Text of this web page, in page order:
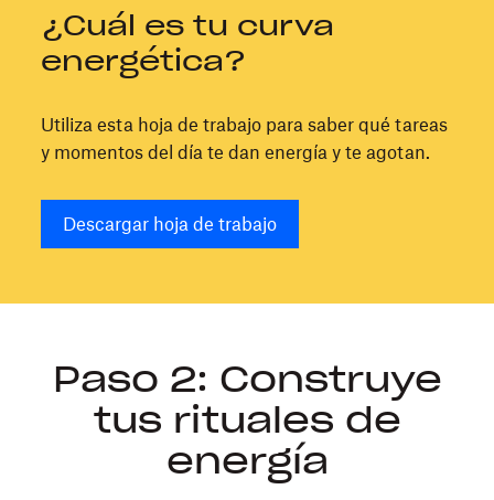
¿Cuál es tu curva
energética?
Utiliza esta hoja de trabajo para saber qué tareas
y momentos del día te dan energía y te agotan.
Descargar hoja de trabajo
Paso 2: Construye
tus rituales de
energía